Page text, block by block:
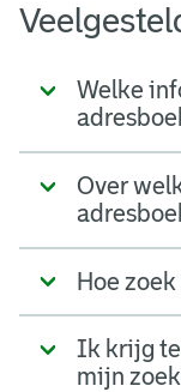
Welke
Over
Hoe
Ik krijg te
mijn